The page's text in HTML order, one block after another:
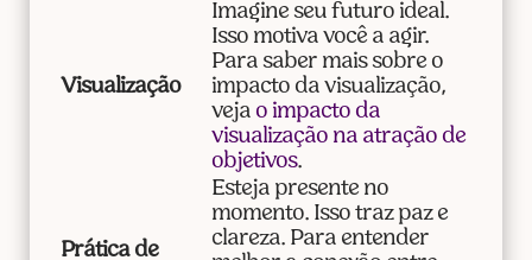
Visualização
Imagine seu futuro ideal.
Isso motiva você a agir.
Para saber mais sobre o
impacto da visualização,
veja o impacto da
visualização na atração de
objetivos.
Prática de
Esteja presente no
momento. Isso traz paz e
clareza. Para entender